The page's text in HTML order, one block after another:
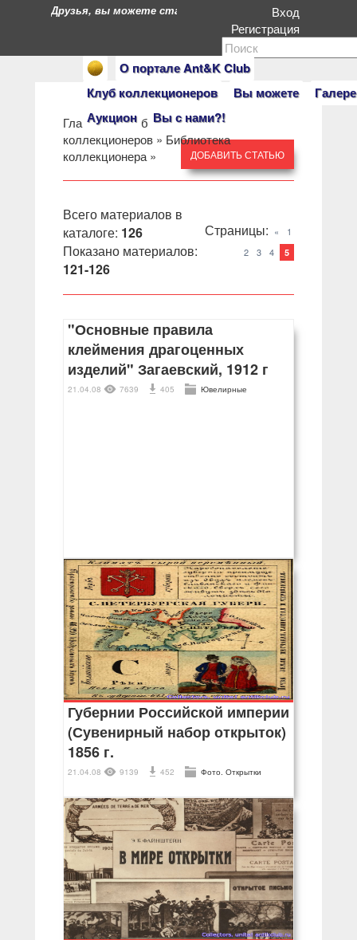
О портале Ant&K Club
Клуб коллекционеров
Вы можете
Аукцион
Вы с нами?!
Друзья, вы можете стать героями нашего портала.
Вход
Регистрация
Главная»Клуб антиквариев и
коллекционеров » Библиотека
коллекционера » ДОБАВИТЬ СТАТЬЮ
Всего материалов в
каталоге: 126
Показано материалов:
121-126
Страницы: «
1
2
3 4 5
"Основные правила
клеймения драгоценных
изделий" Загаевский, 1912 г
21.04.08 7639 405 Ювелирные
Губернии Российской империи
(Сувенирный набор открыток)
1856 г.
21.04.08 9139 452 Фото. Открытки